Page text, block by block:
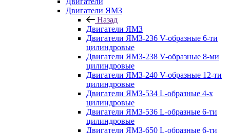
Двигатели ЯМЗ
Назад
Двигатели ЯМЗ
Двигатели ЯМЗ-236 V-образные 6-ти
цилиндровые
Двигатели ЯМЗ-238 V-образные 8-ми
цилиндровые
Двигатели ЯМЗ-240 V-образные 12-ти
цилиндровые
Двигатели ЯМЗ-534 L-образные 4-х
цилиндровые
Двигатели ЯМЗ-536 L-образные 6-ти
цилиндровые
Двигатели ЯМЗ-650 L-образные 6-ти